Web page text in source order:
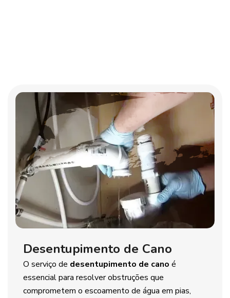
Desentupimento de Cano
O serviço de desentupimento de cano é
essencial para resolver obstruções que
comprometem o escoamento de água em pias,